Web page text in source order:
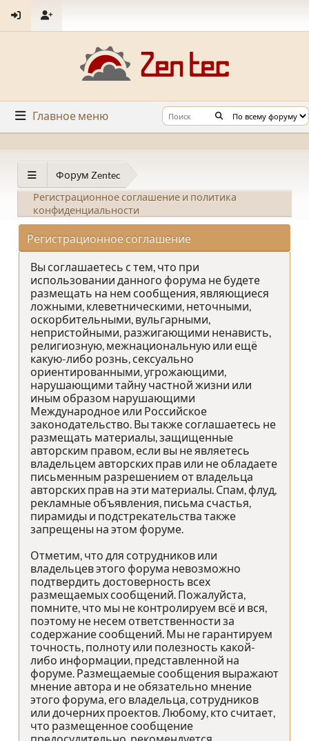
Главное меню
Форум Zentec
Регистрационное соглашение и политика
конфиденциальности
Регистрационное соглашение
Вы соглашаетесь с тем, что при
использовании данного форума не будете
размещать на нем сообщения, являющиеся
ложными, клеветническими, неточными,
оскорбительными, вульгарными,
непристойными, разжигающими ненависть,
религиозную, межнациональную или ещё
какую-либо рознь, сексуально
ориентированными, угрожающими,
нарушающими тайну частной жизни или
иным образом нарушающими
Международное или Российское
законодательство. Вы также соглашаетесь не
размещать материалы, защищенные
авторским правом, если вы не являетесь
владельцем авторских прав или не обладаете
письменным разрешением от владельца
авторских прав на эти материалы. Спам, флуд,
рекламные объявления, письма счастья,
пирамиды и подстрекательства также
запрещены на этом форуме.
Отметим, что для сотрудников или
владельцев этого форума невозможно
подтвердить достоверность всех
размещаемых сообщений. Пожалуйста,
помните, что мы не контролируем всё и вся,
поэтому не несем ответственности за
содержание сообщений. Мы не гарантируем
точность, полноту или полезность какой-
либо информации, представленной на
форуме. Размещаемые сообщения выражают
мнение автора и не обязательно мнение
этого форума, его владельца, сотрудников
или дочерних проектов. Любому, кто считает,
что размещенное сообщение